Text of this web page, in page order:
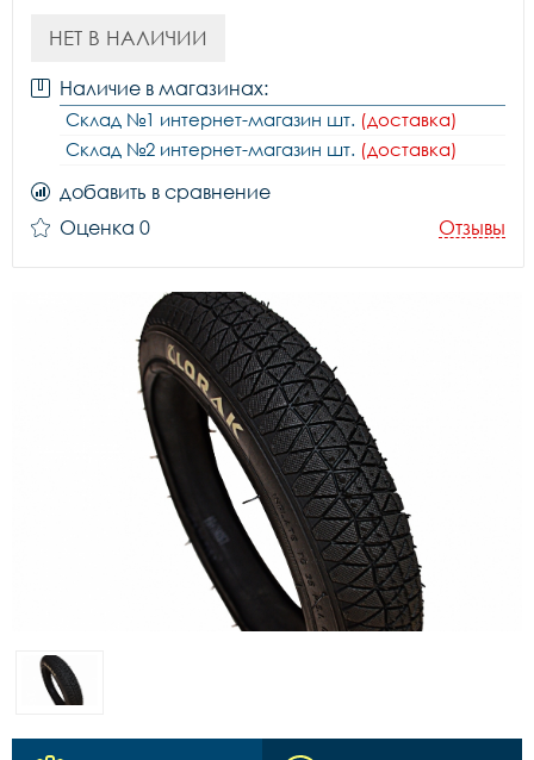
НЕТ В НАЛИЧИИ
Наличие в магазинах:
Склад №1 интернет-магазин шт. (доставка)
Склад №2 интернет-магазин шт. (доставка)
добавить в сравнение
Оценка 0
Отзывы